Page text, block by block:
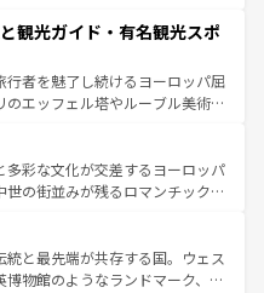
忘れられない旅をしてみよう！
は
情熱的なフラメンコ、熱気あふ
タパスが生活の一部となってい
練された雰囲気や、バルセロナの
地方では古代ローマ遺跡や中世
気候が異なるスペインはその個
性で訪れる人を魅了する。 なお、新着のスペイン情報は コ
ほしい。
観光ガイド・有名観光スポ
行者を魅了し続けるヨーロッパ屈
エッフェル塔やルーブル美術館
いる。華麗な宮殿、歴史的な大
して豊かな自然が、訪れる者を心
ランスは美食の国としても知ら
であるランス、プロヴァンスの
ど、多彩な楽しみ方が可能だ。さ
も魅力が溢れており、どの街角に
多彩な文化が交差するヨーロッパ
世の街並みが残るロマンチック街
歩いても飽きることがない。ベ
イエルン州のアルプスの絶景、そ
ン畑といった風景は必見。ビール
統と最先端が共存する国。ウェス
博物館のようなランドマーク、歴